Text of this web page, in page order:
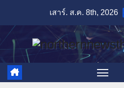
content
เสาร์. ส.ค. 8th, 2026